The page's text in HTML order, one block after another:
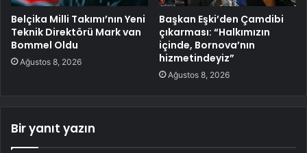
Belçika Milli Takımı’nın Yeni
Teknik Direktörü Mark van
Bommel Oldu
Ağustos 8, 2026
Başkan Eşki’den Çamdibi
çıkarması: “Halkımızın
içinde, Bornova’nın
hizmetindeyiz”
Ağustos 8, 2026
Bir yanıt yazın